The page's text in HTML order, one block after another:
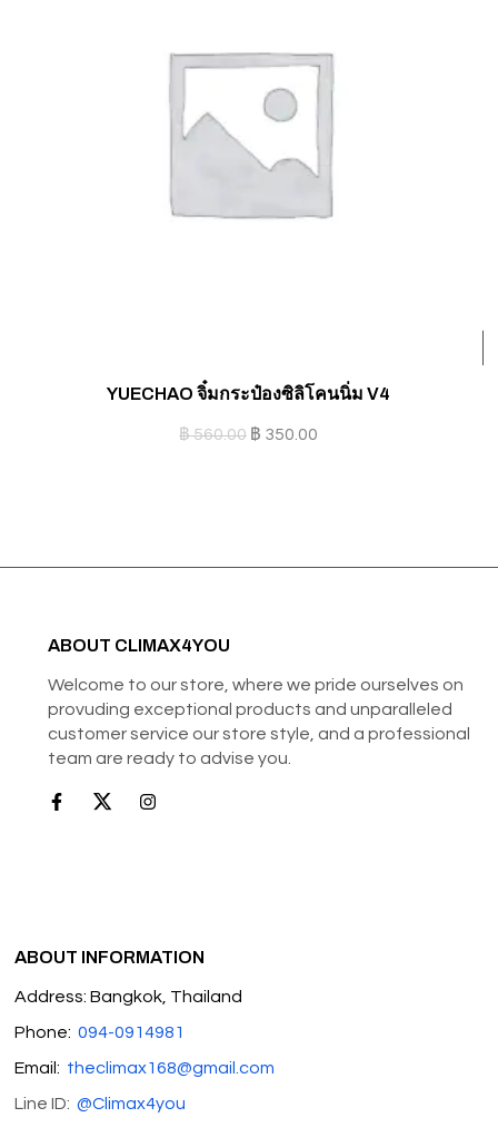
YUECHAO จิ๋มกระป๋องซิลิโคนนิ่ม V4
฿560.00 ฿ 350.00
ABOUT CLIMAX4YOU
Welcome to our store, where we pride ourselves on
provuding exceptional products and unparalleled
customer service our store style, and a professional
team are ready to advise you.
ABOUT INFORMATION
Address: Bangkok, Thailand
Phone: 094-0914981
Email: theclimax168@gmail.com
Line ID:@Climax4you